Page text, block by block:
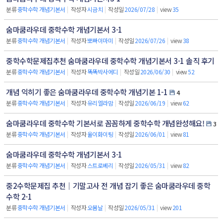
분류중학수학 개념기본서 | 작성자시금치 | 작성일2026/07/28 | view35
숨마쿰라우데 중학수학 개념기본서 3-1
분류중학수학 개념기본서 | 작성자뽀빠이마미 | 작성일2026/07/26 | view38
중학수학문제집추천 숨마쿰라우데 중학수학 개념기본서 3-1 솔직 후기
분류중학수학 개념기본서 | 작성자똑똑박사에디 | 작성일2026/06/30 | view52
개념 익히기 좋은 숨마쿰라우데 중학수학 개념기본 1-1
4
분류중학수학 개념기본서 | 작성자유리엘라맘 | 작성일2026/06/19 | view62
숨마쿰라우데 중학수학 기본서로 꼼꼼하게 중학수학 개념완성해요!
3
분류중학수학 개념기본서 | 작성자율이화이팅 | 작성일2026/06/01 | view81
숨마쿰라우데 중학수학 개념기본서 3-1
분류중학수학 개념기본서 | 작성자스트로베리 | 작성일2026/05/31 | view82
중2수학문제집 추천｜기말고사 전 개념 잡기 좋은 숨마쿰라우데 중학
수학 2-1
분류중학수학 개념기본서 | 작성자오봄날 | 작성일2026/05/31 | view201